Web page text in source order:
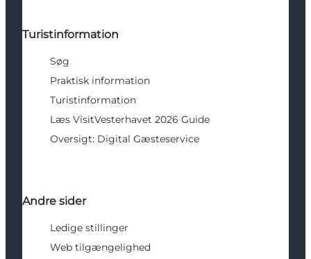
Turistinformation
Søg
Praktisk information
Turistinformation
Læs VisitVesterhavet 2026 Guide
Oversigt: Digital Gæsteservice
Andre sider
Ledige stillinger
Web tilgængelighed